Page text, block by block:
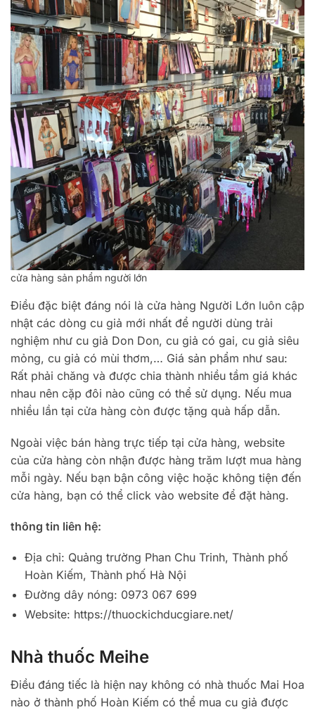
cửa hàng sản phẩm người lớn
Điều đặc biệt đáng nói là cửa hàng Người Lớn luôn cập
nhật các dòng cu giả mới nhất để người dùng trải
nghiệm như cu giả Don Don, cu giả có gai, cu giả siêu
mỏng, cu giả có mùi thơm,… Giá sản phẩm như sau:
Rất phải chăng và được chia thành nhiều tầm giá khác
nhau nên cặp đôi nào cũng có thể sử dụng. Nếu mua
nhiều lần tại cửa hàng còn được tặng quà hấp dẫn.
Ngoài việc bán hàng trực tiếp tại cửa hàng, website
của cửa hàng còn nhận được hàng trăm lượt mua hàng
mỗi ngày. Nếu bạn bận công việc hoặc không tiện đến
cửa hàng, bạn có thể click vào website để đặt hàng.
thông tin liên hệ:
Địa chỉ: Quảng trường Phan Chu Trinh, Thành phố
Hoàn Kiếm, Thành phố Hà Nội
Đường dây nóng: 0973 067 699
Website: https://thuockichducgiare.net/
Nhà thuốc Meihe
Điều đáng tiếc là hiện nay không có nhà thuốc Mai Hoa
nào ở thành phố Hoàn Kiếm có thể mua cu giả được